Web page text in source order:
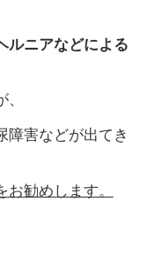
ルニアなどによる
障害などが出てき
勧めします。